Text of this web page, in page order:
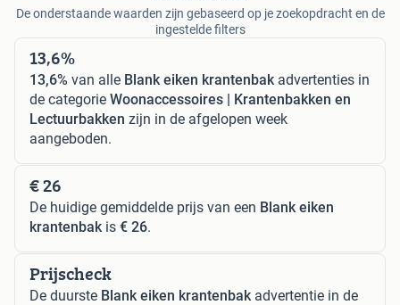
De onderstaande waarden zijn gebaseerd op je zoekopdracht en de
ingestelde filters
13,6%
13,6% van alle Blank eiken krantenbakadvertenties in
de categorie Woonaccessoires | Krantenbakken en
Lectuurbakken zijn in de afgelopen week
aangeboden.
€ 26
De huidige gemiddelde prijs van een Blank eiken
krantenbakis € 26.
Prijscheck
De duurste Blank eiken krantenbakadvertentie in de